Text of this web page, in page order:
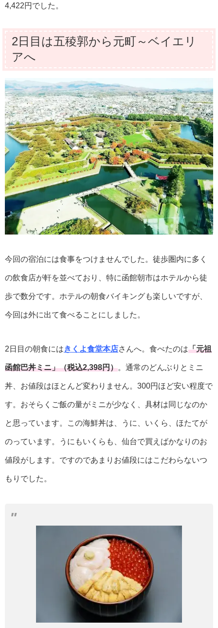
4,422円でした。
2日目は五稜郭から元町～ベイエリ
アへ
今回の宿泊には食事をつけませんでした。徒歩圏内に多く
の飲食店が軒を並べており、特に函館朝市はホテルから徒
歩で数分です。ホテルの朝食バイキングも楽しいですが、
今回は外に出て食べることにしました。
2日目の朝食にはきくよ食堂本店さんへ。食べたのは「元祖
函館巴丼ミニ」（税込2,398円）。通常のどんぶりとミニ
丼、お値段はほとんど変わりません。300円ほど安い程度で
す。おそらくご飯の量がミニが少なく、具材は同じなのか
と思っています。この海鮮丼は、うに、いくら、ほたてが
のっています。うにもいくらも、仙台で買えばかなりのお
値段がします。ですのであまりお値段にはこだわらないつ
もりでした。